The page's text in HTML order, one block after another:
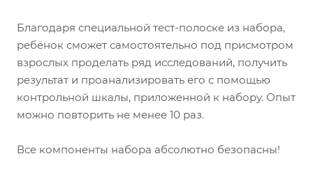
Благодаря специальной тест-полоске из набора,
ребёнок сможет самостоятельно под присмотром
взрослых проделать ряд исследований, получить
результат и проанализировать его с помощью
контрольной шкалы, приложенной к набору. Опыт
можно повторить не менее 10 раз.
Все компоненты набора абсолютно безопасны!